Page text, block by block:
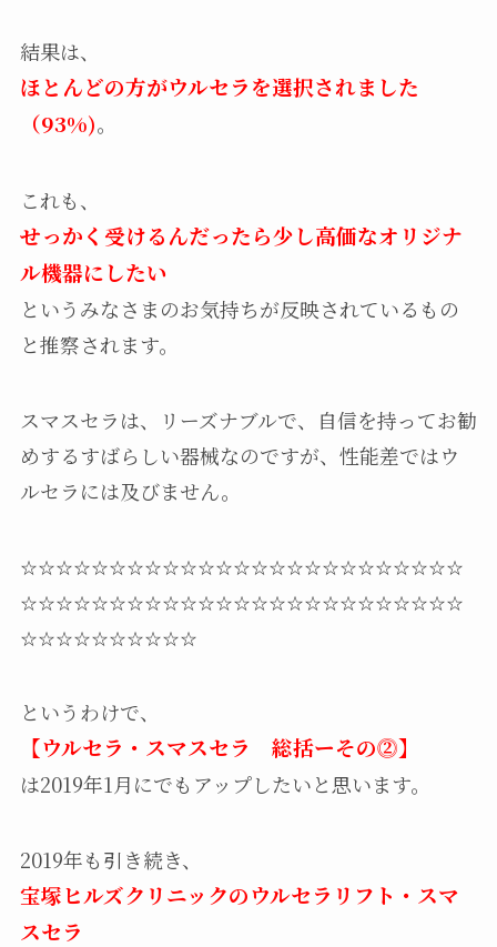
結果は、
ほとんどの方がウルセラを選択されました
（93%)。
これも、
せっかく受けるんだったら少し高価なオリジナ
ル機器にしたい
というみなさまのお気持ちが反映されているもの
と推察されます。
スマスセラは、リーズナブルで、自信を持ってお勧
めするすばらしい器械なのですが、性能差ではウ
ルセラには及びません。
☆☆☆☆☆☆☆☆☆☆☆☆☆☆☆☆☆☆☆☆☆☆☆☆☆
☆☆☆☆☆☆☆☆☆☆☆☆☆☆☆☆☆☆☆☆☆☆☆☆☆
☆☆☆☆☆☆☆☆☆☆
というわけで、
【ウルセラ・スマスセラ 総括ーその⓶】
は2019年1月にでもアップしたいと思います。
2019年も引き続き、
宝塚ヒルズクリニックのウルセラリフト・スマ
スセラ